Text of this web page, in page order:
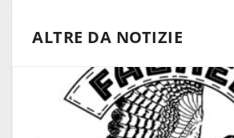
ALTRE DA NOTIZIE